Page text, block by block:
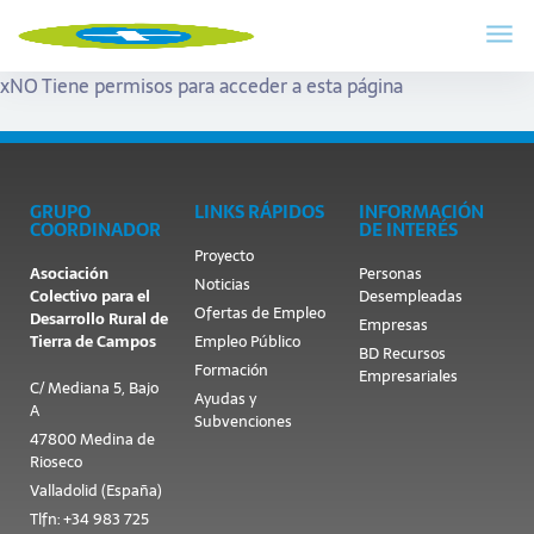
xNO Tiene permisos para acceder a esta página
GRUPO
COORDINADOR
Asociación
Colectivo para el
Desarrollo Rural de
Tierra de Campos
C/ Mediana 5, Bajo
A
47800 Medina de
Rioseco
Valladolid (España)
Tlfn: +34 983 725
LINKS RÁPIDOS
Proyecto
Noticias
Ofertas de Empleo
Empleo Público
Formación
Ayudas y
Subvenciones
INFORMACIÓN
DE INTERÉS
Personas
Desempleadas
Empresas
BD Recursos
Empresariales